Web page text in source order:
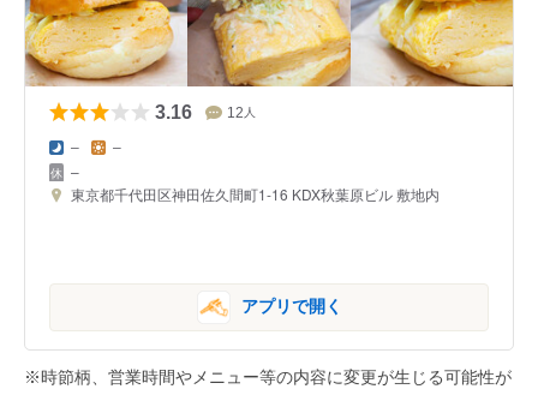
3.16 12 人
– –
–
東京都千代田区神田佐久間町1-16 KDX秋葉原ビル 敷地内
アプリで開く
※時節柄、営業時間やメニュー等の内容に変更が生じる可能性が